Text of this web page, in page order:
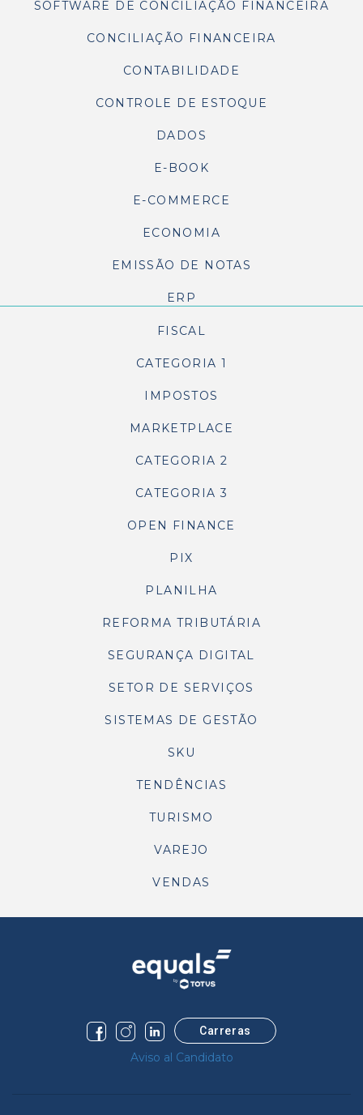
SOFTWARE DE CONCILIAÇÃO FINANCEIRA
CONCILIAÇÃO FINANCEIRA
CONTABILIDADE
CONTROLE DE ESTOQUE
DADOS
E-BOOK
E-COMMERCE
ECONOMIA
EMISSÃO DE NOTAS
ERP
FISCAL
CATEGORIA 1
IMPOSTOS
MARKETPLACE
CATEGORIA 2
CATEGORIA 3
OPEN FINANCE
PIX
PLANILHA
REFORMA TRIBUTÁRIA
SEGURANÇA DIGITAL
SETOR DE SERVIÇOS
SISTEMAS DE GESTÃO
SKU
TENDÊNCIAS
TURISMO
VAREJO
VENDAS
Carreras
Aviso al Candidato